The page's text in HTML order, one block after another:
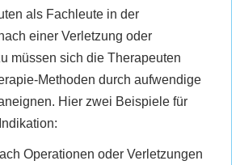
als Fachleute in der
einer Verletzung oder
müssen sich die Therapeuten
Methoden durch aufwendige
Hier zwei Beispiele für
Operationen oder Verletzungen